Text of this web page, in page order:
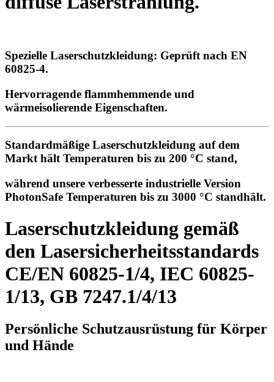
Spezielle Laserschutzkleidung: Geprüft nach EN
60825-4.
Hervorragende flammhemmende und
wärmeisolierende Eigenschaften.
Standardmäßige Laserschutzkleidung auf dem
Markt hält Temperaturen bis zu 200 °C stand,
während unsere verbesserte industrielle Version
PhotonSafe Temperaturen bis zu 3000 °C standhält.
Laserschutzkleidung gemäß
den Lasersicherheitsstandards
CE/EN 60825-1/4, IEC 60825-
1/13, GB 7247.1/4/13
Persönliche Schutzausrüstung für Körper
und Hände